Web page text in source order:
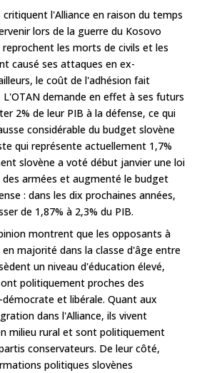
l'Alliance en raison du temps
lors de la guerre du Kosovo
les morts de civils et les
causé ses attaques en ex-
le coût de l'adhésion fait
demande en effet à ses futurs
2% de leur PIB à la défense, ce qui
considérable du budget slovène
qui représente actuellement 1,7%
slovène a voté début janvier une loi
armées et augmenté le budget
: dans les dix prochaines années,
de 1,87% à 2,3% du PIB.
montrent que les opposants à
majorité dans la classe d'âge entre
un niveau d'éducation élevé,
politiquement proches des
et libérale. Quant aux
dans l'Alliance, ils vivent
milieu rural et sont politiquement
conservateurs. De leur côté,
politiques slovènes